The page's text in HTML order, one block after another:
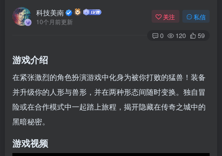
软件 Linux软件 Android软件
科技美南
10个月前更新
关注 私信
0 120 59
游戏介绍
在紧张激烈的角色扮演游戏中化身为被你打败的猛兽！装备
并升级你的人形与兽形，并在两种形态间随时变换。独自冒
险或在合作模式中一起踏上旅程，揭开隐藏在传奇之城中的
黑暗秘密。
游戏视频